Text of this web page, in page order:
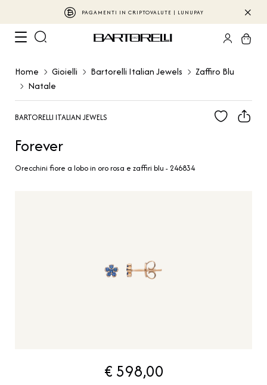
PAGAMENTI IN CRIPTOVALUTE | LUNUPAY
Home Gioielli Bartorelli Italian Jewels
Zaffiro Blu
Natale
BARTORELLI ITALIAN JEWELS
Forever
Orecchini fiore a lobo in oro rosa e zaffiri blu - 246834
€ 598,00